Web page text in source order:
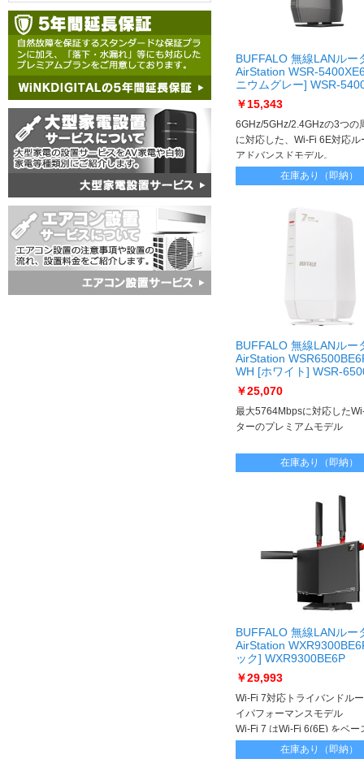
BUFFALO 無線LANルー
AirStation WSR-
ニウムグレー] WSR-
￥15,343
6GHz/5GHz/2.4GHzの3つの
に対応した、Wi-Fi 6E対応ル
アドバンスドモデル。
在庫あり（即納）
BUFFALO 無線LANルー
AirStation
WH [ホワイト] WSR-
WH
￥25,070
最大5764Mbpsに対応した
ターのプレミアムモデル
在庫あり（即納）
BUFFALO 無線LANルー
AirStation
ック] WXR9300BE6P
￥29,993
Wi-Fi 7対応トライバンドル
イパフォーマンスモデル
Wi-Fi 7 はWi-Fi 6(6E) をベー
信効率や遅延が改善された
線規格です
在庫あり（即納）